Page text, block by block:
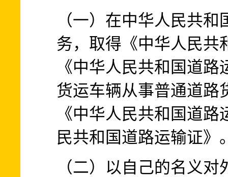
（一）在中华人民共
务，取得《中华人民共
《中华人民共和国道
货运车辆从事普通道路
《中华人民共和国道
民共和国道路运输证》
（二）以自己的名义